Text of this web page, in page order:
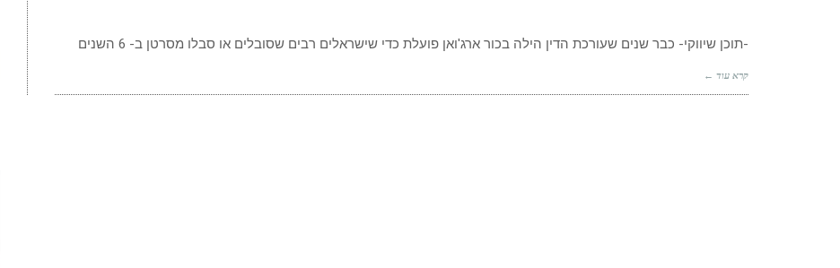
-תוכן שיווקי- כבר שנים שעורכת הדין הילה בכור ארג'ואן פועלת כדי שישראלים רבים שסובלים או סבלו מסרטן ב- 6 השנים
קרא עוד ←